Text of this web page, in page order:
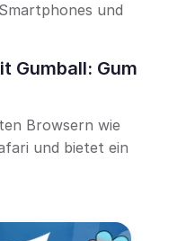
und
Gumball: Gum
Browsern wie
und bietet ein